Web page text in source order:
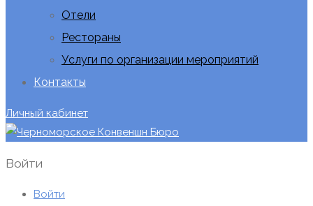
Отели
Рестораны
Услуги по организации мероприятий
Контакты
Личный кабинет
Войти
Войти